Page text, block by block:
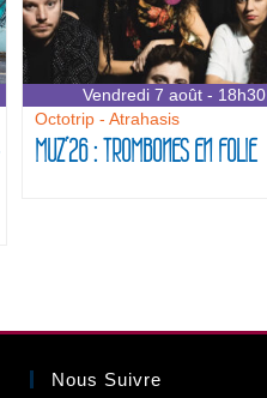
Vendredi 7 août - 18h30
Octotrip - Atrahasis
MUZ’26 : TROMBONES EN FOLIE
Nous Suivre